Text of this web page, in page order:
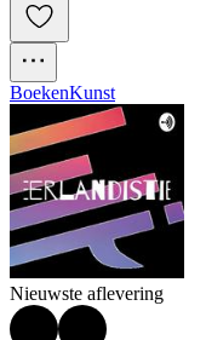
BoekenKunst
Nieuwste aflevering